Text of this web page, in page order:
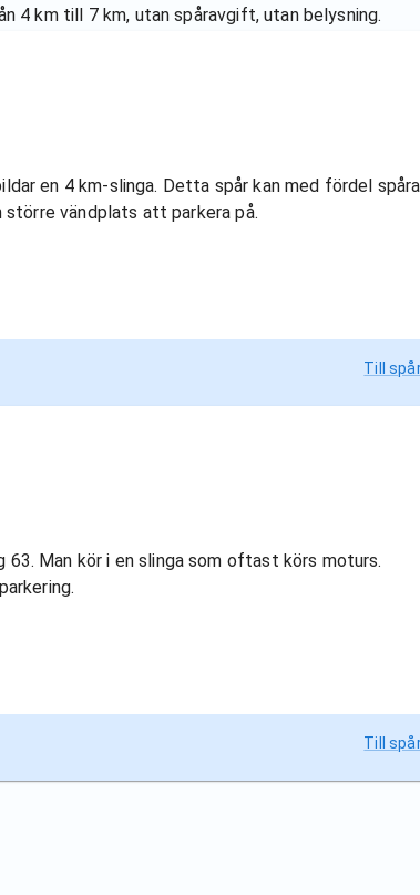
4 km till 7 km, utan spåravgift, utan belysning.
en 4 km-slinga. Detta spår kan med fördel
vändplats att parkera på.
Till
Man kör i en slinga som oftast körs moturs.
Till